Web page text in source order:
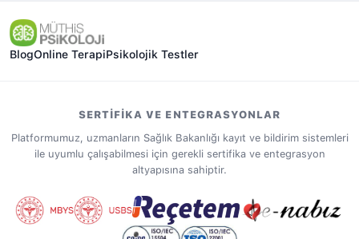
BlogOnline TerapiPsikolojik Testler
SERTIFIKA VE ENTEGRASYONLAR
Platformumuz, uzmanların Sağlık Bakanlığı kayıt ve bildirim sistemleri
ile uyumlu çalışabilmesi için gerekli sertifika ve entegrasyon
altyapısına sahiptir.